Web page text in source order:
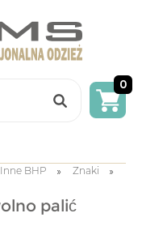
0
Inne BHP
Znaki
palić